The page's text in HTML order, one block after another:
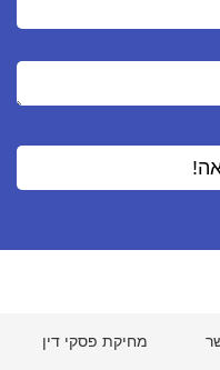
מחיקת פסקי דין